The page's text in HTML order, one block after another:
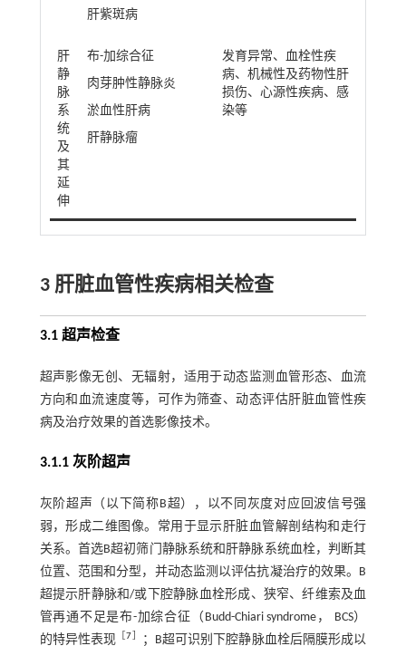
肝紫斑病
肝
静
脉
系
统
及
其
延
伸
布-加综合征
肉芽肿性静脉炎
淤血性肝病
肝静脉瘤
发育异常、血栓性疾
病、机械性及药物性肝
损伤、心源性疾病、感
染等
3 肝脏血管性疾病相关检查
3.1 超声检查
超声影像无创、无辐射，适用于动态监测血管形态、血流
方向和血流速度等，可作为筛查、动态评估肝脏血管性疾
病及治疗效果的首选影像技术。
3.1.1 灰阶超声
灰阶超声（以下简称B超），以不同灰度对应回波信号强
弱，形成二维图像。常用于显示肝脏血管解剖结构和走行
关系。首选B超初筛门静脉系统和肝静脉系统血栓，判断其
位置、范围和分型，并动态监测以评估抗凝治疗的效果。B
超提示肝静脉和/或下腔静脉血栓形成、狭窄、纤维索及血
管再通不足是布-加综合征（Budd-Chiari syndrome， BCS）
的特异性表现 ［7 ；B超可识别下腔静脉血栓后隔膜形成以